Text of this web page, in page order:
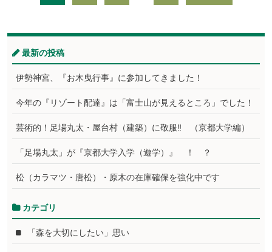
最新の投稿
伊勢神宮、『お木曳行事』に参加してきました！
今年の『リゾート配達』は「富士山が見えるところ」でした！
芸術的！足場丸太・屋台村（建築）に敬服‼ （京都大学編）
「足場丸太」が『京都大学入学（遊学）』 ！ ？
松（カラマツ・唐松）・原木の在庫確保を強化中です
カテゴリ
「森を大切にしたい」思い